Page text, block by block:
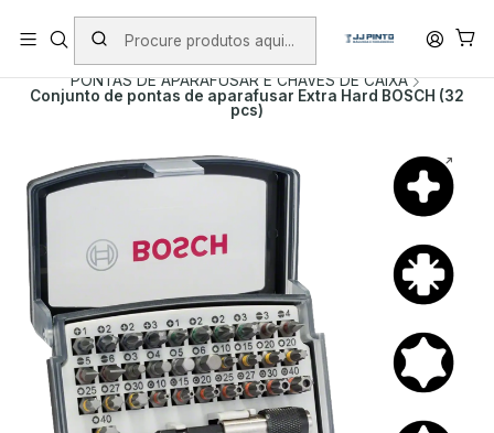
PORTES INCLUÍDOS EM ENCOMENDAS +75€ (excepto ilhas)
Início PRODUTOS
ACESSÓRIOS
PONTAS DE APARAFUSAR E CHAVES DE CAIXA
Conjunto de pontas de aparafusar Extra Hard BOSCH (32
pcs)